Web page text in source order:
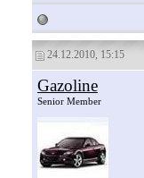
24.12.2010, 15:15
Gazoline
Senior Member